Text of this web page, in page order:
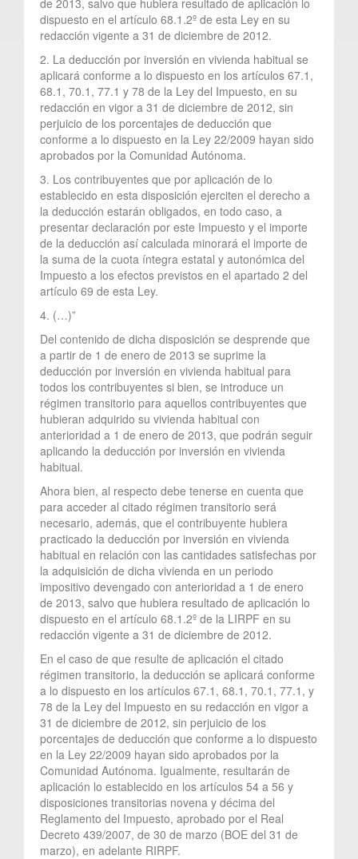
dispuesto en el artículo 68.1.2º de esta Ley en su
redacción vigente a 31 de diciembre de 2012.
2. La deducción por inversión en vivienda habitual se
aplicará conforme a lo dispuesto en los artículos 67.1,
68.1, 70.1, 77.1 y 78 de la Ley del Impuesto, en su
redacción en vigor a 31 de diciembre de 2012, sin
perjuicio de los porcentajes de deducción que
conforme a lo dispuesto en la Ley 22/2009 hayan sido
aprobados por la Comunidad Autónoma.
3. Los contribuyentes que por aplicación de lo
establecido en esta disposición ejerciten el derecho a
la deducción estarán obligados, en todo caso, a
presentar declaración por este Impuesto y el importe
de la deducción así calculada minorará el importe de
la suma de la cuota íntegra estatal y autonómica del
Impuesto a los efectos previstos en el apartado 2 del
artículo 69 de esta Ley.
4. (…)”
Del contenido de dicha disposición se desprende que
a partir de 1 de enero de 2013 se suprime la
deducción por inversión en vivienda habitual para
todos los contribuyentes si bien, se introduce un
régimen transitorio para aquellos contribuyentes que
hubieran adquirido su vivienda habitual con
anterioridad a 1 de enero de 2013, que podrán seguir
aplicando la deducción por inversión en vivienda
habitual.
Ahora bien, al respecto debe tenerse en cuenta que
para acceder al citado régimen transitorio será
necesario, además, que el contribuyente hubiera
practicado la deducción por inversión en vivienda
habitual en relación con las cantidades satisfechas por
la adquisición de dicha vivienda en un periodo
impositivo devengado con anterioridad a 1 de enero
de 2013, salvo que hubiera resultado de aplicación lo
dispuesto en el artículo 68.1.2º de la LIRPF en su
redacción vigente a 31 de diciembre de 2012.
En el caso de que resulte de aplicación el citado
régimen transitorio, la deducción se aplicará conforme
a lo dispuesto en los artículos 67.1, 68.1, 70.1, 77.1, y
78 de la Ley del Impuesto en su redacción en vigor a
31 de diciembre de 2012, sin perjuicio de los
porcentajes de deducción que conforme a lo dispuesto
en la Ley 22/2009 hayan sido aprobados por la
Comunidad Autónoma. Igualmente, resultarán de
aplicación lo establecido en los artículos 54 a 56 y
disposiciones transitorias novena y décima del
Reglamento del Impuesto, aprobado por el Real
Decreto 439/2007, de 30 de marzo (BOE del 31 de
marzo), en adelante RIRPF.